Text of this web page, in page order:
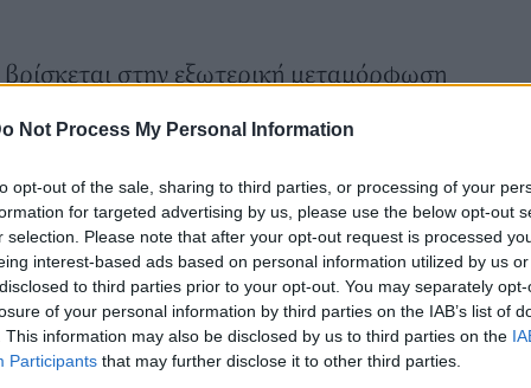
Not Process My Personal Information
opt-out of the sale, sharing to third parties, or processing of your
for targeted advertising by us, please use the below opt-out
selection. Please note that after your opt-out request is processed
interest-based ads based on personal information utilized by us
to third parties prior to your opt-out. You may separately
of your personal information by third parties on the IAB’s list of
This information may also be disclosed by us to third parties on the
Participants that may further disclose it to other third parties.
στην εξωτερική μεταμόρφωση
να τους αγαπάς όπως είναι, όχι όπως
σχέσεις με τους γονείς μας
πάροδο του χρόνου οι προσωπικότητες
λιγότερο ευέλικτες.